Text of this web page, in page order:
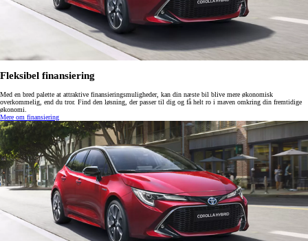
Fleksibel finansiering
Med en bred palette at attraktive finansieringsmuligheder, kan din næste bil blive mere økonomisk
overkommelig, end du tror. Find den løsning, der passer til dig og få helt ro i maven omkring din fremtidige
økonomi.
Mere om finansiering